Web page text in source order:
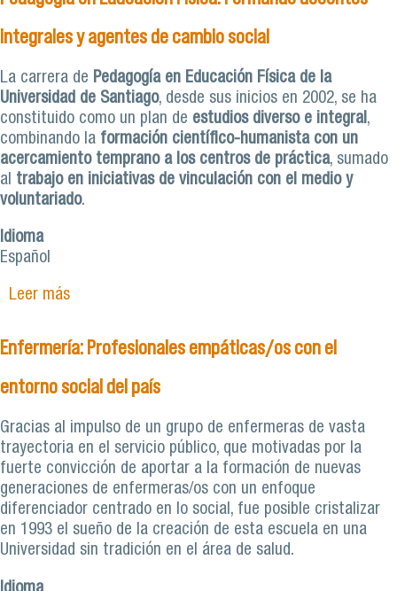
integrales y agentes de cambio social
La carrera de Pedagogía en Educación Física de la
Universidad de Santiago, desde sus inicios en 2002, se ha
constituido como un plan de estudios diverso e integral ,
combinando la formación científico-humanista con un
acercamiento temprano a los centros de práctica, sumado
al trabajo en iniciativas de vinculación con el medio y
voluntariado.
Idioma
Español
Leer mássobre Pedagogía en Educación Física: Formando
Enfermería: Profesionales empáticas/os con el
entorno social del país
Gracias al impulso de un grupo de enfermeras de vasta
trayectoria en el servicio público, que motivadas por la
fuerte convicción de aportar a la formación de nuevas
generaciones de enfermeras/os con un enfoque
diferenciador centrado en lo social, fue posible cristalizar
en 1993 el sueño de la creación de esta escuela en una
Universidad sin tradición en el área de salud.